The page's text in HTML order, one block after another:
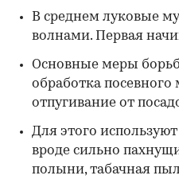
В среднем луковые
волнами. Первая
Основные меры
обработка посевного
отпугивание от
Для этого
вроде сильно
полыни, табачная